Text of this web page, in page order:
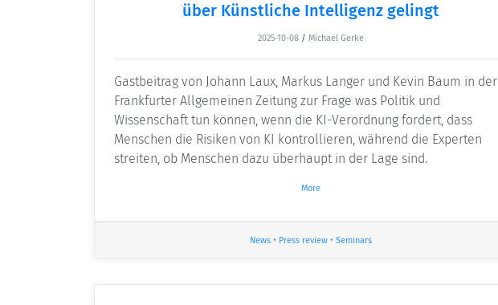
über Künstliche Intelligenz gelingt
2025-10-08 / Michael Gerke
Gastbeitrag von Johann Laux, Markus Langer und Kevin Baum in der
Frankfurter Allgemeinen Zeitung zur Frage was Politik und
Wissenschaft tun können, wenn die KI-Verordnung fordert, dass
Menschen die Risiken von KI kontrollieren, während die Experten
streiten, ob Menschen dazu überhaupt in der Lage sind.
More
News • Press review • Seminars